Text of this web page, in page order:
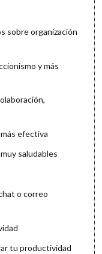
sobre organización
y más
efectiva
saludables
o correo
tu productividad